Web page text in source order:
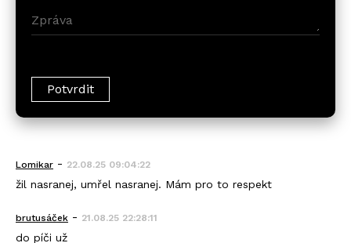
Lomikar - 22.08.25 09:04:22
žil nasranej, umřel nasranej. Mám pro to respekt
brutusáček - 21.08.25 22:28:11
do píči už